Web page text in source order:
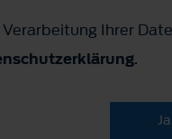
Ihrer
.
Ja